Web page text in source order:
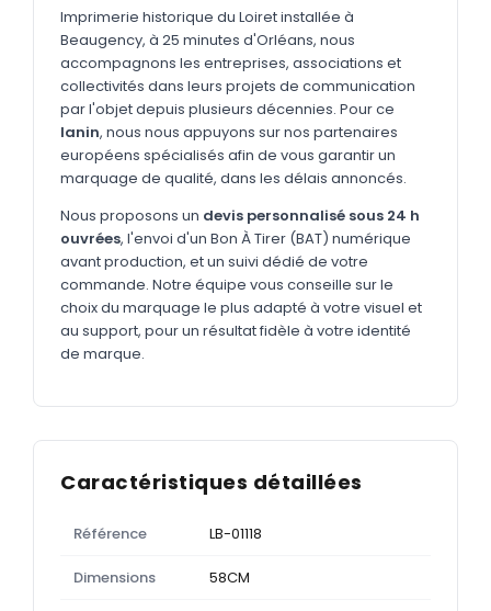
GOODIES
Catalogue complet Nouveau
Bureau & écriture
Sacs & voyages
Verres & déjeuner
Technologie
Vêtements
Outils & porte-clés
Cuisine
Imprimerie historique du Loiret installée à
Beaugency, à 25 minutes d'Orléans, nous
accompagnons les entreprises, associations et
collectivités dans leurs projets de communication
par l'objet depuis plusieurs décennies. Pour ce
lanin, nous nous appuyons sur nos partenaires
européens spécialisés afin de vous garantir un
marquage de qualité, dans les délais annoncés.
Nous proposons un devis personnalisé sous 24 h
ouvrées, l'envoi d'un Bon À Tirer (BAT) numérique
avant production, et un suivi dédié de votre
commande. Notre équipe vous conseille sur le
choix du marquage le plus adapté à votre visuel et
au support, pour un résultat fidèle à votre identité
de marque.
Caractéristiques détaillées
Référence LB-01118
Dimensions 58CM